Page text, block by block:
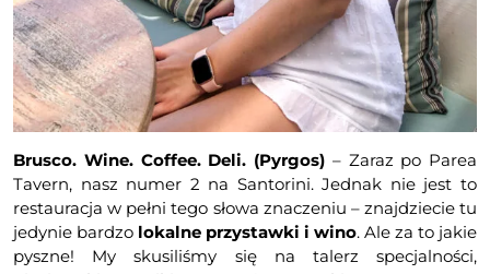
Brusco. Wine. Coffee. Deli. (Pyrgos) – Zaraz po Parea
Tavern, nasz numer 2 na Santorini. Jednak nie jest to
restauracja w pełni tego słowa znaczeniu – znajdziecie tu
jedynie bardzo lokalne przystawki i wino. Ale za to jakie
pyszne! My skusiliśmy się na talerz specjalności,